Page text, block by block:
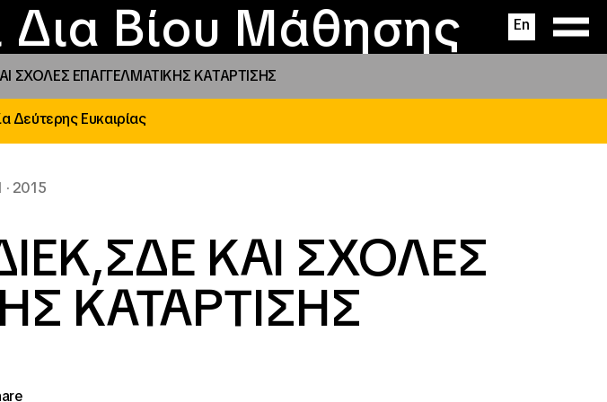
Δια Βίου Μάθησης En
δράσεις
Εστίες
αιγίδας
ΣΧΟΛΕΣ ΕΠΑΓΓΕΛΜΑΤΙΚΗΣ ΚΑΤΑΡΤΙΣΗΣ
Δεύτερης Ευκαιρίας
· 2015
ΚΑΙ ΣΧΟΛΕΣ
ΚΑΤΑΡΤΙΣΗΣ